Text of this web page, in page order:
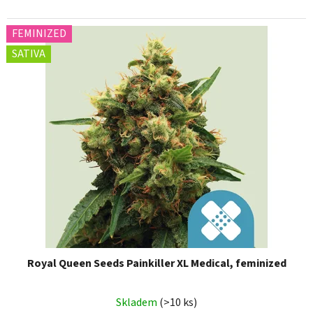
FEMINIZED
SATIVA
Royal Queen Seeds Painkiller XL Medical, feminized
Skladem (>10 ks)